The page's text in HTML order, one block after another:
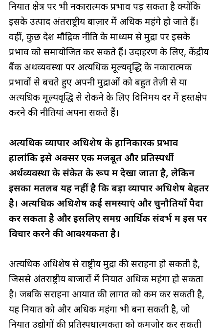
निर्यात क्षेत्र पर भी नकारात्मक प्रभाव पड़ सकता है क्योंकि
इसके उत्पाद अंतर्राष्ट्रीय बाज़ार में अधिक महंगे हो जाते हैं।
वहीं, कुछ देश मौद्रिक नीति के माध्यम से मुद्रा पर इसके
प्रभाव को समायोजित कर सकते हैं। उदाहरण के लिए, केंद्रीय
बैंक अर्थव्यवस्था पर अत्यधिक मूल्यवृद्धि के नकारात्मक
प्रभावों से बचते हुए अपनी मुद्राओं को बहुत तेज़ी से या
अत्यधिक मूल्यवृद्धि से रोकने के लिए विनिमय दर में हस्तक्षेप
करने की नीतियां अपना सकते हैं।
अत्यधिक व्यापार अधिशेष के हानिकारक प्रभाव
हालांकि इसे अक्सर एक मजबूत और प्रतिस्पर्धी
अर्थव्यवस्था के संकेत के रूप में देखा जाता है, लेकिन
इसका मतलब यह नहीं है कि बड़ा व्यापार अधिशेष बेहतर
है। अत्यधिक अधिशेष कई समस्याएं और चुनौतियाँ पैदा
कर सकता है और इसलिए समग्र आर्थिक संदर्भ में इस पर
विचार करने की आवश्यकता है।
अत्यधिक अधिशेष से राष्ट्रीय मुद्रा की सराहना हो सकती है,
जिससे अंतर्राष्ट्रीय बाजारों में निर्यात अधिक महंगा हो सकता
है। जबकि सराहना आयात की लागत को कम कर सकती है,
यह निर्यात को और अधिक महंगा भी बना सकती है, जो
निर्यात उद्योगों की प्रतिस्पर्धात्मकता को कमजोर कर सकती